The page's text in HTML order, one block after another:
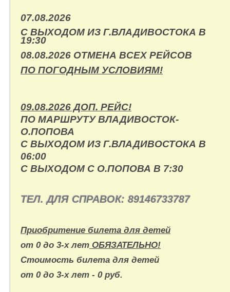
07.08.2026
С ВЫХОДОМ ИЗ Г.ВЛАДИВОСТОКА В
19:30
08.08.2026 ОТМЕНА ВСЕХ РЕЙСОВ
ПО ПОГОДНЫМ УСЛОВИЯМ!
09.08.2026 ДОП. РЕЙС!
ПО МАРШРУТУ ВЛАДИВОСТОК-
О.ПОПОВА
С ВЫХОДОМ ИЗ Г.ВЛАДИВОСТОКА В
06:00
С ВЫХОДОМ С О.ПОПОВА В 7:30
ТЕЛ. ДЛЯ СПРАВОК: 89146733787
Приобритение билета для детей
от 0 до 3-х лет ОБЯЗАТЕЛЬНО!
Стоимость билета для детей
от 0 до 3-х лет - 0 руб.